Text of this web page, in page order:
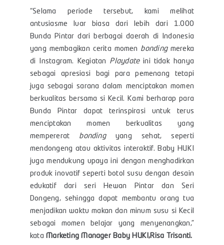
“Selama periode tersebut, kami melihat
antusiasme luar biasa dari lebih dari 1.000
Bunda Pintar dari berbagai daerah di Indonesia
yang membagikan cerita momen bonding mereka
di Instagram. Kegiatan Playdateini tidak hanya
sebagai apresiasi bagi para pemenang tetapi
juga sebagai sarana dalam menciptakan momen
berkualitas bersama si Kecil. Kami berharap para
Bunda Pintar dapat terinspirasi untuk terus
menciptakan momen berkualitas yang
mempererat bonding yang sehat, seperti
mendongeng atau aktivitas interaktif. Baby HUKI
juga mendukung upaya ini dengan menghadirkan
produk inovatif seperti botol susu dengan desain
edukatif dari seri Hewan Pintar dan Seri
Dongeng, sehingga dapat membantu orang tua
menjadikan waktu makan dan minum susu si Kecil
sebagai momen belajar yang menyenangkan,”
kataMarketing Manager Baby HUKI,Risa Trisanti.